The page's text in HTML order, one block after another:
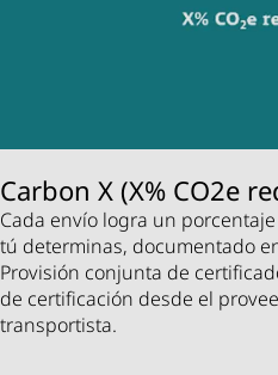
Carbon X (X% CO2e
Cada envío logra un
tú determinas, documentado
Provisión conjunta de
de certificación desde el
transportista.